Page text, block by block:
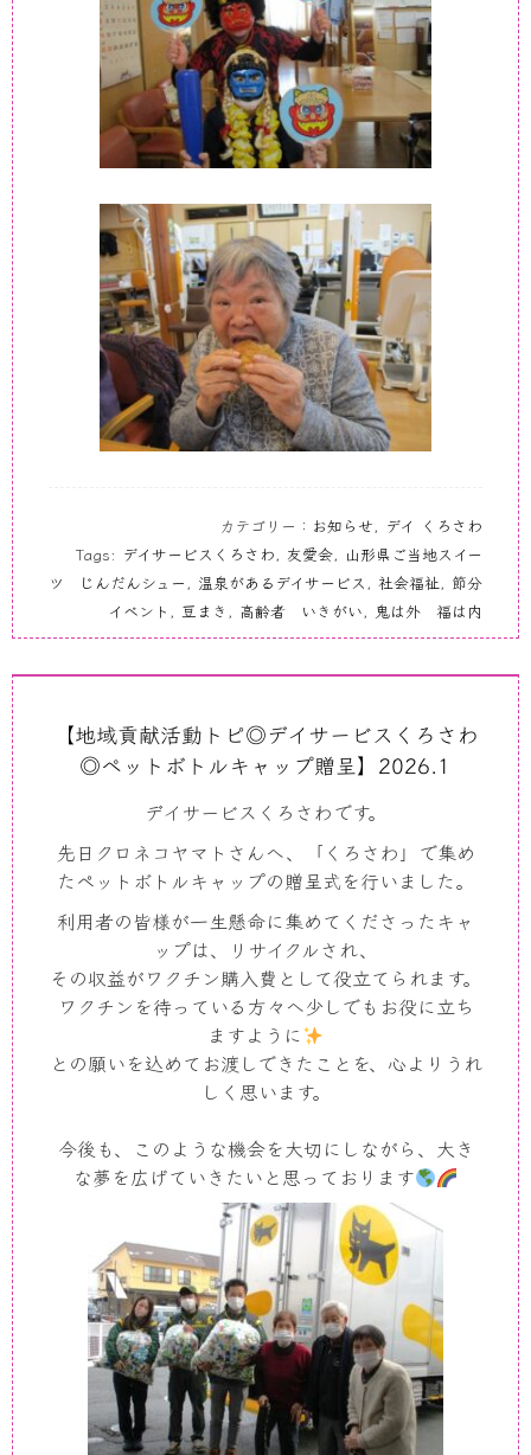
カテゴリー： お知らせ, デイ くろさわ
Tags: デイサービスくろさわ, 友愛会, 山形県ご当地スイー
ツ じんだんシュー, 温泉があるデイサービス, 社会福祉, 節分
イベント , 豆まき , 高齢者 いきがい, 鬼は外 福は内
【地域貢献活動トピ◎デイサービスくろさわ
◎ペットボトルキャップ贈呈】2026.1
デイサービスくろさわです。
先日クロネコヤマトさんへ、「くろさわ」で集め
たペットボトルキャップの贈呈式を行いました。
利用者の皆様が一生懸命に集めてくださったキャ
ップは、リサイクルされ、
その収益がワクチン購入費として役立てられます。
ワクチンを待っている方々へ少しでもお役に立ち
ますように
との願いを込めてお渡しできたことを、心よりうれ
しく思います。
今後も、このような機会を大切にしながら、大き
な夢を広げていきたいと思っております